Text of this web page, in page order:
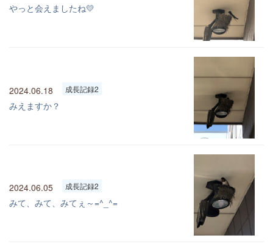
やっと会えましたね💛
2024.06.18 成長記録2
みえますか？
2024.06.05 成長記録2
みて、みて、みてぇ～=^_^=